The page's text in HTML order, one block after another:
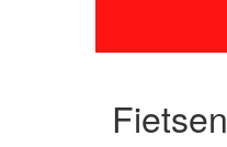
Fietsen